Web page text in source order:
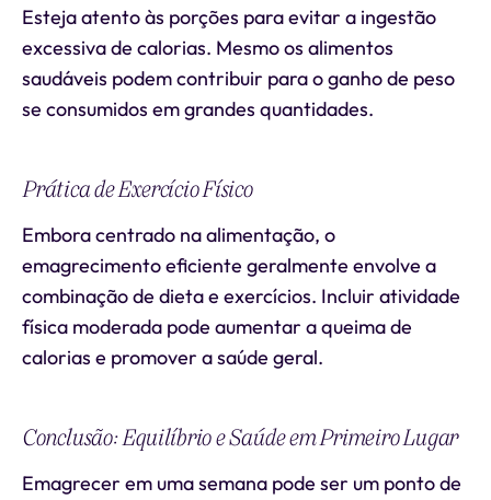
Esteja atento às porções para evitar a ingestão
excessiva de calorias. Mesmo os alimentos
saudáveis podem contribuir para o ganho de peso
se consumidos em grandes quantidades.
Prática de Exercício Físico
Embora centrado na alimentação, o
emagrecimento eficiente geralmente envolve a
combinação de dieta e exercícios. Incluir atividade
física moderada pode aumentar a queima de
calorias e promover a saúde geral.
Conclusão: Equilíbrio e Saúde em Primeiro Lugar
Emagrecer em uma semana pode ser um ponto de